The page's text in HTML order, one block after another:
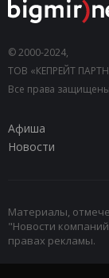
© 2000-2024,
ТОВ «КЕПРЕЙТ
Все права
Афиша
Новости
Материалы,
"Новости
правах рекламы.